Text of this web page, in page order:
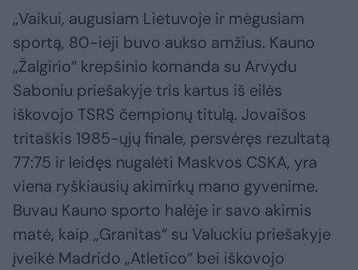
„Vaikui, augusiam Lietuvoje ir mėgusiam
sportą, 80-ieji buvo aukso amžius. Kauno
„Žalgirio“ krepšinio komanda su Arvydu
Saboniu priešakyje tris kartus iš eilės
iškovojo TSRS čempionų titulą. Jovaišos
tritaškis 1985-ųjų finale, persvėręs rezultatą
77:75 ir leidęs nugalėti Maskvos CSKA, yra
viena ryškiausių akimirkų mano gyvenime.
Buvau Kauno sporto halėje ir savo akimis
matė, kaip „Granitas“ su Valuckiu priešakyje
įveikė Madrido „Atletico“ bei iškovojo